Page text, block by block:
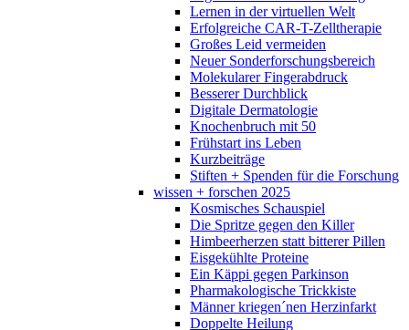
Lernen in der virtuellen Welt
Erfolgreiche CAR-T-Zelltherapie
Großes Leid vermeiden
Neuer Sonderforschungsbereich
Molekularer Fingerabdruck
Besserer Durchblick
Digitale Dermatologie
Knochenbruch mit 50
Frühstart ins Leben
Kurzbeiträge
Stiften + Spenden für die Forschung
wissen + forschen 2025
Kosmisches Schauspiel
Die Spritze gegen den Killer
Himbeerherzen statt bitterer Pillen
Eisgekühlte Proteine
Ein Käppi gegen Parkinson
Pharmakologische Trickkiste
Männer kriegen´nen Herzinfarkt
Doppelte Heilung